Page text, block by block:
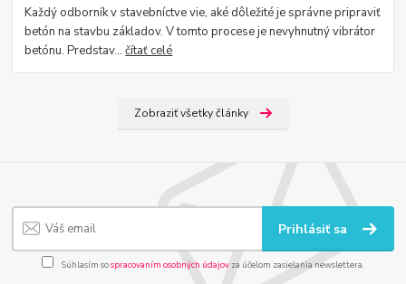
Každý odborník v stavebníctve vie, aké dôležité je správne pripraviť
betón na stavbu základov. V tomto procese je nevyhnutný vibrátor
betónu. Predstav...čítať celé
Zobraziť všetky články
Prihlásiť sa
Súhlasím sospracovaním osobných údajov za účelom zasielania newslettera.